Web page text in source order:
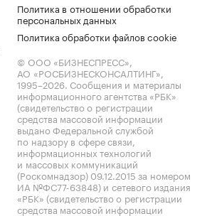
Политика в отношении обработки
персональных данных
Политика обработки файлов cookie
© ООО «БИЗНЕСПРЕСС»,
АО «РОСБИЗНЕСКОНСАЛТИНГ»,
1995–2026. Сообщения и материалы
информационного агентства «РБК»
(свидетельство о регистрации
средства массовой информации
выдано Федеральной службой
по надзору в сфере связи,
информационных технологий
и массовых коммуникаций
(Роскомнадзор) 09.12.2015 за номером
ИА №ФС77-63848) и сетевого издания
«РБК» (свидетельство о регистрации
средства массовой информации